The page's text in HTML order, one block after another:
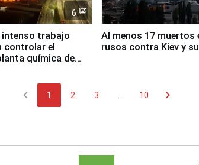
6
intenso trabajo
controlar el
química de
Al menos 17 muertos
rusos contra Kiev y
chevron_left 1 2 3 10 chevron_right